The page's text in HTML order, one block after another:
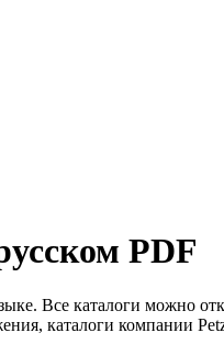
PDF
Все каталоги можно
каталоги компании